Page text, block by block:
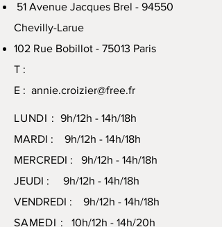
51 Avenue Jacques Brel - 94550
Chevilly-Larue
102 Rue Bobillot - 75013 Paris
T :
E : annie.croizier@free.fr
LUNDI : 9h/12h - 14h/18h
MARDI : 9h/12h - 14h/18h
MERCREDI : 9h/12h - 14h/18h
JEUDI : 9h/12h - 14h/18h
VENDREDI : 9h/12h - 14h/18h
SAMEDI : 10h/12h - 14h/20h